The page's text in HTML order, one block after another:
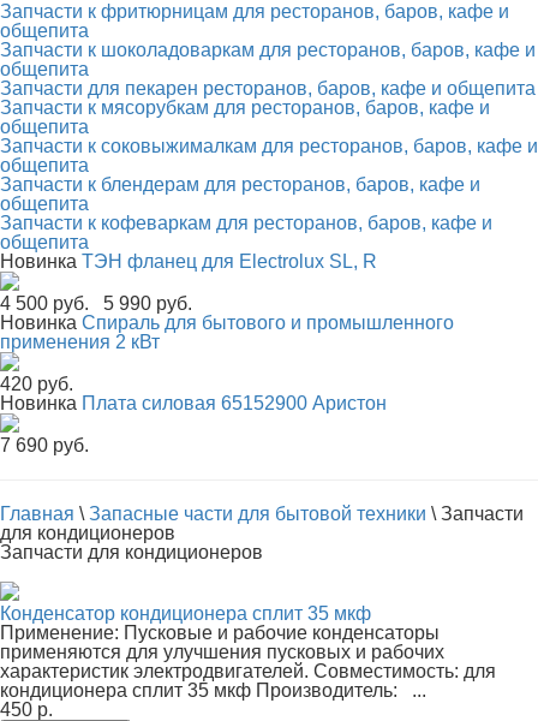
Запчасти к фритюрницам для ресторанов, баров, кафе и
общепита
Запчасти к шоколадоваркам для ресторанов, баров, кафе и
общепита
Запчасти для пекарен ресторанов, баров, кафе и общепита
Запчасти к мясорубкам для ресторанов, баров, кафе и
общепита
Запчасти к соковыжималкам для ресторанов, баров, кафе и
общепита
Запчасти к блендерам для ресторанов, баров, кафе и
общепита
Запчасти к кофеваркам для ресторанов, баров, кафе и
общепита
Новинка ТЭН фланец для Electrolux SL, R
4 500 руб.
5 990 руб.
Новинка Спираль для бытового и промышленного
применения 2 кВт
420 руб.
Новинка Плата силовая 65152900 Аристон
7 690 руб.
Главная \ Запасные части для бытовой техники \ Запчасти
для кондиционеров
Запчасти для кондиционеров
Конденсатор кондиционера сплит 35 мкф
Применение: Пусковые и рабочие конденсаторы
применяются для улучшения пусковых и рабочих
характеристик электродвигателей. Совместимость: для
кондиционера сплит 35 мкф Производитель: ...
450 р.